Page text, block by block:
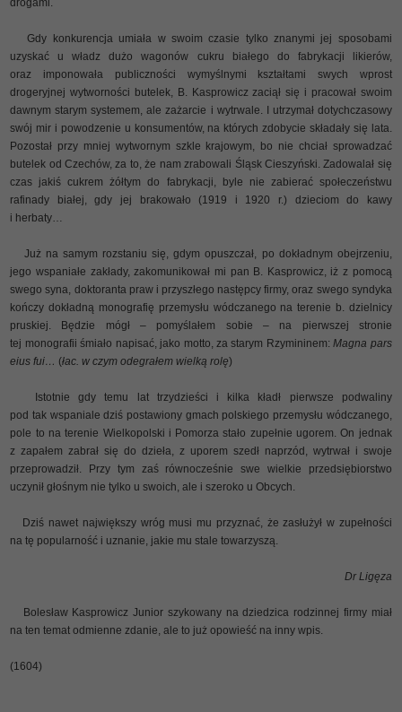
Gdy konkurencja umiała w swoim czasie tylko znanymi jej sposobami
uzyskać u władz dużo wagonów cukru białego do fabrykacji likierów,
oraz imponowała publiczności wymyślnymi kształtami swych wprost
drogeryjnej wytworności butelek, B. Kasprowicz zaciął się i pracował swoim
dawnym starym systemem, ale zażarcie i wytrwale. I utrzymał dotychczasowy
swój mir i powodzenie u konsumentów, na których zdobycie składały się lata.
Pozostał przy mniej wytwornym szkle krajowym, bo nie chciał sprowadzać
butelek od Czechów, za to, że nam zrabowali Śląsk Cieszyński. Zadowalał się
czas jakiś cukrem żółtym do fabrykacji, byle nie zabierać społeczeństwu
rafinady białej, gdy jej brakowało (1919 i 1920 r.) dzieciom do kawy
i herbaty…
Już na samym rozstaniu się, gdym opuszczał, po dokładnym obejrzeniu,
jego wspaniałe zakłady, zakomunikował mi pan B. Kasprowicz, iż z pomocą
swego syna, doktoranta praw i przyszłego następcy firmy, oraz swego syndyka
kończy dokładną monografię przemysłu wódczanego na terenie b. dzielnicy
pruskiej. Będzie mógł – pomyślałem sobie – na pierwszej stronie
tej monografii śmiało napisać, jako motto, za starym Rzymininem:Magna pars
eius fui… (łac. w czym odegrałem wielką rolę)
Istotnie gdy temu lat trzydzieści i kilka kładł pierwsze podwaliny
pod tak wspaniale dziś postawiony gmach polskiego przemysłu wódczanego,
pole to na terenie Wielkopolski i Pomorza stało zupełnie ugorem. On jednak
z zapałem zabrał się do dzieła, z uporem szedł naprzód, wytrwał i swoje
przeprowadził. Przy tym zaś równocześnie swe wielkie przedsiębiorstwo
uczynił głośnym nie tylko u swoich, ale i szeroko u Obcych.
Dziś nawet największy wróg musi mu przyznać, że zasłużył w zupełności
na tę popularność i uznanie, jakie mu stale towarzyszą.
Dr Ligęza
Bolesław Kasprowicz Junior szykowany na dziedzica rodzinnej firmy miał
na ten temat odmienne zdanie, ale to już opowieść na inny wpis.
(1604)